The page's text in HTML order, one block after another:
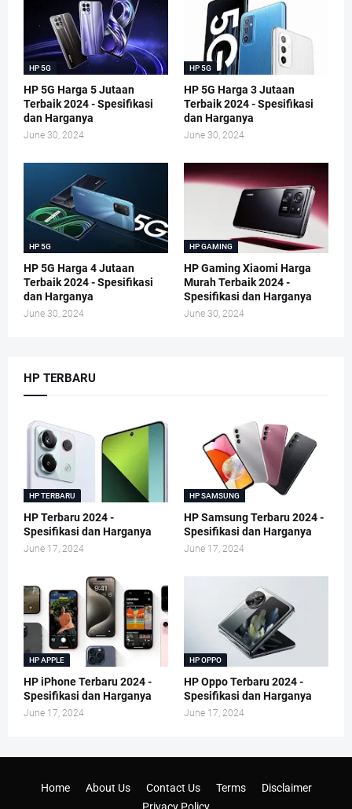
HP 5G
HP 5G Harga 5 Jutaan
Terbaik 2024 - Spesifikasi
dan Harganya
June 30, 2024
HP 5G
HP 5G Harga 3 Jutaan
Terbaik 2024 - Spesifikasi
dan Harganya
June 30, 2024
HP 5G
HP 5G Harga 4 Jutaan
Terbaik 2024 - Spesifikasi
dan Harganya
June 30, 2024
HP GAMING
HP Gaming Xiaomi Harga
Murah Terbaik 2024 -
Spesifikasi dan Harganya
June 30, 2024
HP TERBARU
HP TERBARU
HP Terbaru 2024 -
Spesifikasi dan Harganya
June 17, 2024
HP SAMSUNG
HP Samsung Terbaru 2024 -
Spesifikasi dan Harganya
June 17, 2024
HP APPLE
HP iPhone Terbaru 2024 -
Spesifikasi dan Harganya
June 17, 2024
HP OPPO
HP Oppo Terbaru 2024 -
Spesifikasi dan Harganya
June 17, 2024
Home About Us Contact Us Terms
Disclaimer
Privacy Policy